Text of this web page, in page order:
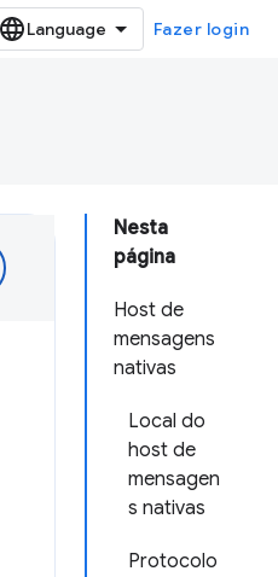
Fazer login
Nesta
página
Host de
mensagens
nativas
Local do
host de
mensagen
s nativas
Protocolo